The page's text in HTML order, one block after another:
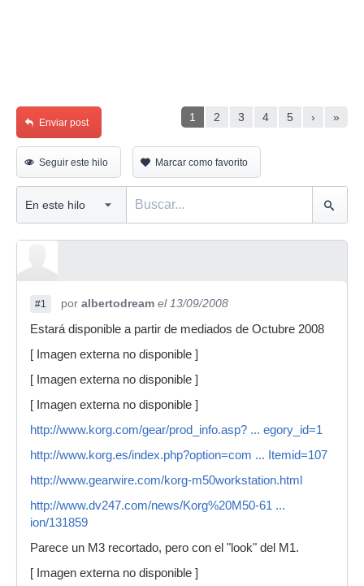
1 2 3 4 5 › »
Enviar post
Seguir este hilo Marcar como favorito
#1 por albertodream el 13/09/2008
Estará disponible a partir de mediados de Octubre 2008
[ Imagen externa no disponible ]
[ Imagen externa no disponible ]
[ Imagen externa no disponible ]
http://www.korg.com/gear/prod_info.asp? ... egory_id=1
http://www.korg.es/index.php?option=com ... Itemid=107
http://www.gearwire.com/korg-m50workstation.html
http://www.dv247.com/news/Korg%20M50-61 ...
ion/131859
Parece un M3 recortado, pero con el "look" del M1.
[ Imagen externa no disponible ]